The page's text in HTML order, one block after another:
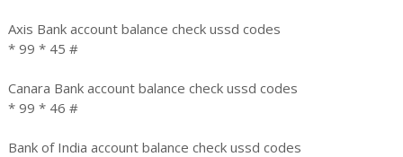
Axis Bank account balance check ussd codes
* 99 * 45 #
Canara Bank account balance check ussd codes
* 99 * 46 #
Bank of India account balance check ussd codes